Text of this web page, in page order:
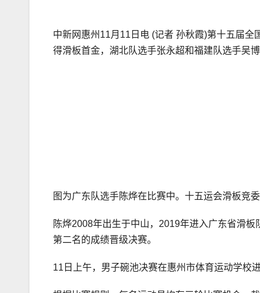
中新网惠州11月11日电 (记者 孙秋霞)第十五届
得滑板首金，湖北队选手张永超和福建队选手吴
图为广东队选手陈烨在比赛中。十五运会滑板竞
陈烨2008年出生于中山，2019年进入广东省滑
第二名的成绩晋级决赛。
11日上午，男子碗池决赛在惠州市体育运动学校